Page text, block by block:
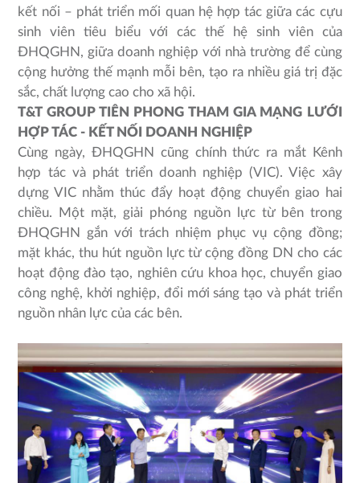
kết nối – phát triển mối quan hệ hợp tác giữa các cựu
sinh viên tiêu biểu với các thế hệ sinh viên của
ĐHQGHN, giữa doanh nghiệp với nhà trường để cùng
cộng hưởng thế mạnh mỗi bên, tạo ra nhiều giá trị đặc
sắc, chất lượng cao cho xã hội.
T&T GROUP TIÊN PHONG THAM GIA MẠNG LƯỚI
HỢP TÁC - KẾT NỐI DOANH NGHIỆP
Cùng ngày, ĐHQGHN cũng chính thức ra mắt Kênh
hợp tác và phát triển doanh nghiệp (VIC). Việc xây
dựng VIC nhằm thúc đẩy hoạt động chuyển giao hai
chiều. Một mặt, giải phóng nguồn lực từ bên trong
ĐHQGHN gắn với trách nhiệm phục vụ cộng đồng;
mặt khác, thu hút nguồn lực từ cộng đồng DN cho các
hoạt động đào tạo, nghiên cứu khoa học, chuyển giao
công nghệ, khởi nghiệp, đổi mới sáng tạo và phát triển
nguồn nhân lực của các bên.